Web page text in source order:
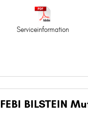
Serviceinformation
FEBI BILSTEIN